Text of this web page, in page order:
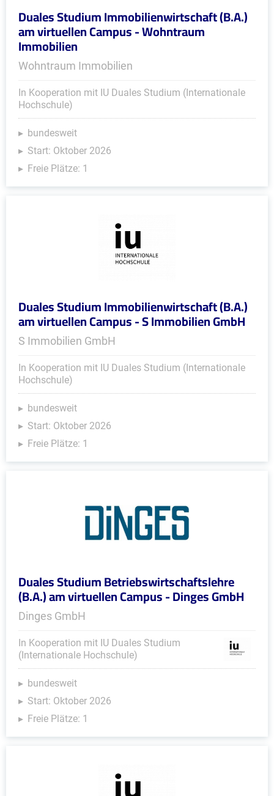
Duales Studium Immobilienwirtschaft (B.A.)
am virtuellen Campus - Wohntraum
Immobilien
Wohntraum Immobilien
In Kooperation mit IU Duales Studium (Internationale
Hochschule)
bundesweit
Start: Oktober 2026
Freie Plätze: 1
Duales Studium Immobilienwirtschaft (B.A.)
am virtuellen Campus - S Immobilien GmbH
S Immobilien GmbH
In Kooperation mit IU Duales Studium (Internationale
Hochschule)
bundesweit
Start: Oktober 2026
Freie Plätze: 1
Duales Studium Betriebswirtschaftslehre
(B.A.) am virtuellen Campus - Dinges GmbH
Dinges GmbH
In Kooperation mit IU Duales Studium
(Internationale Hochschule)
bundesweit
Start: Oktober 2026
Freie Plätze: 1